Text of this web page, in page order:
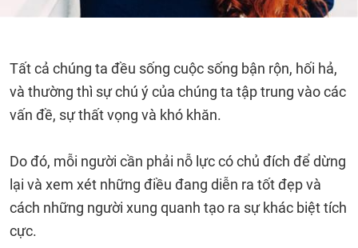
Tất cả chúng ta đều sống cuộc sống bận rộn, hối hả,
và thường thì sự chú ý của chúng ta tập trung vào các
vấn đề, sự thất vọng và khó khăn.
Do đó, mỗi người cần phải nỗ lực có chủ đích để dừng
lại và xem xét những điều đang diễn ra tốt đẹp và
cách những người xung quanh tạo ra sự khác biệt tích
cực.